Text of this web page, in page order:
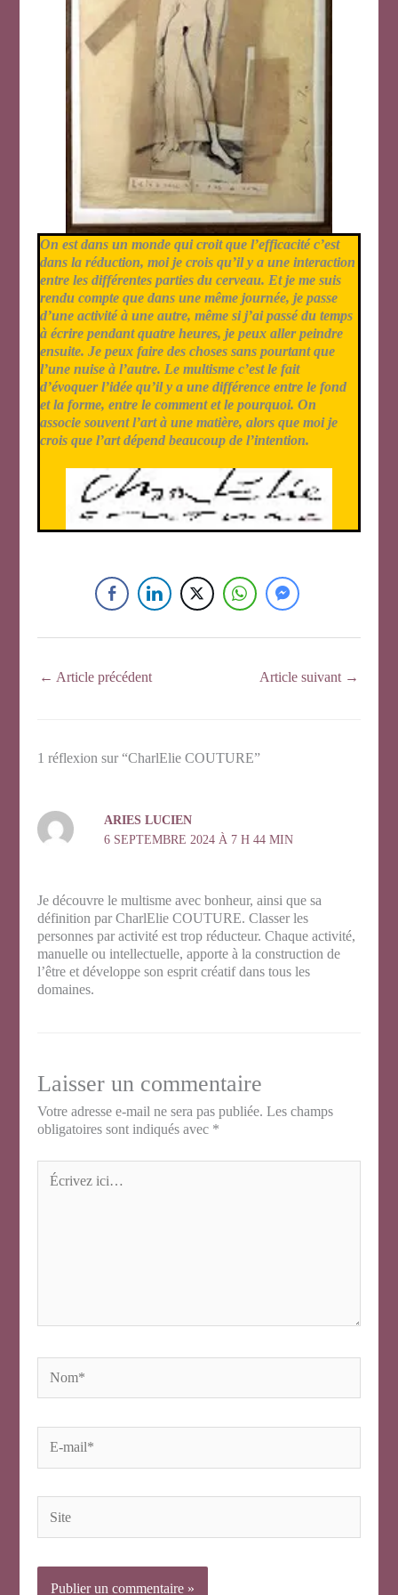
On est dans un monde qui croit que l’efficacité c’est
dans la réduction, moi je crois qu’il y a une interaction
entre les différentes parties du cerveau. Et je me suis
rendu compte que dans une même journée, je passe
d’une activité à une autre, même si j’ai passé du temps
à écrire pendant quatre heures, je peux aller peindre
ensuite. Je peux faire des choses sans pourtant que
l’une nuise à l’autre. Le multisme c’est le fait
d’évoquer l’idée qu’il y a une différence entre le fond
et la forme, entre le comment et le pourquoi. On
associe souvent l’art à une matière, alors que moi je
crois que l’art dépend beaucoup de l’intention.
← Article précédent Article suivant →
1 réflexion sur “CharlElie COUTURE”
ARIES LUCIEN
6 SEPTEMBRE 2024 À 7 H 44 MIN
Je découvre le multisme avec bonheur, ainsi que sa
définition par CharlElie COUTURE. Classer les
personnes par activité est trop réducteur. Chaque activité,
manuelle ou intellectuelle, apporte à la construction de
l’être et développe son esprit créatif dans tous les
domaines.
Laisser un commentaire
Votre adresse e-mail ne sera pas publiée. Les champs
obligatoires sont indiqués avec *
ici…
mail*